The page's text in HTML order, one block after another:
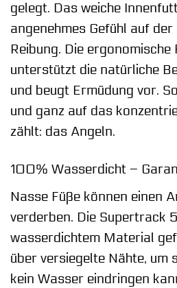
gelegt. Das weiche
angenehmes Gefühl auf
Reibung. Die ergonomische
unterstützt die natürliche
und beugt Ermüdung vor.
und ganz auf das
zählt: das Angeln.
100% Wasserdicht –
Nasse Füße können einen
verderben. Die Supertrack
wasserdichtem Material
über versiegelte Nähte, um
kein Wasser eindringen